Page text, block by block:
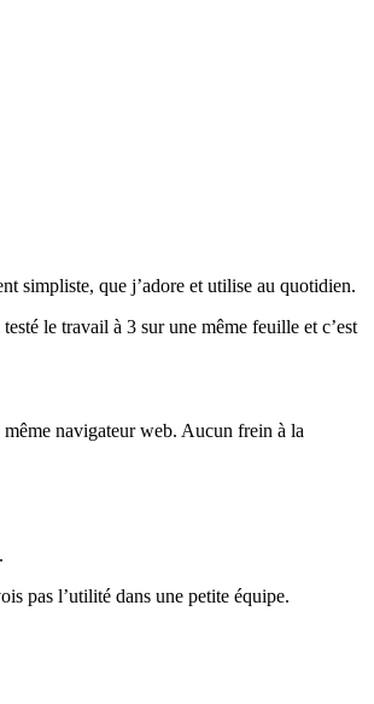
simpliste, que j’adore et utilise au quotidien.
le travail à 3 sur une même feuille et c’est
navigateur web. Aucun frein à la
pas l’utilité dans une petite équipe.